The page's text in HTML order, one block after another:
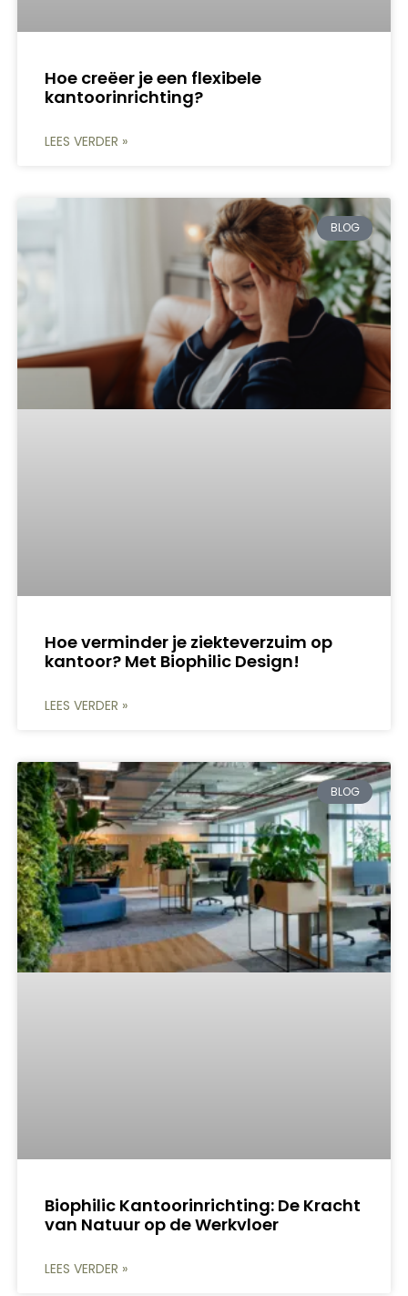
Hoe creëer je een flexibele
kantoorinrichting?
LEES VERDER »
BLOG
Hoe verminder je ziekteverzuim op
kantoor? Met Biophilic Design!
LEES VERDER »
BLOG
Biophilic Kantoorinrichting: De Kracht
van Natuur op de Werkvloer
LEES VERDER »